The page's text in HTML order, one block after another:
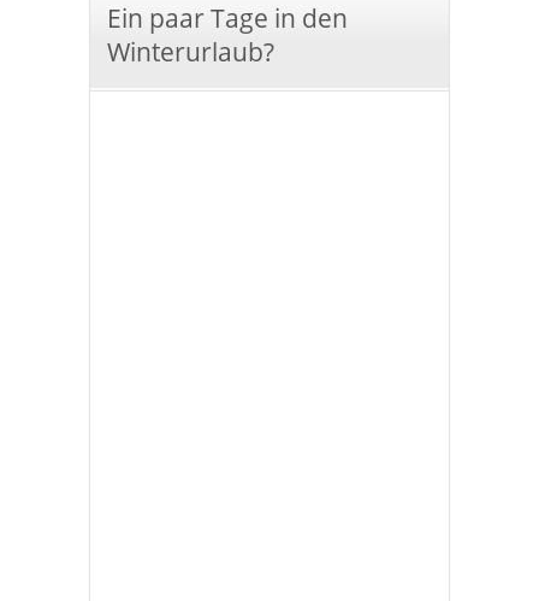
Ein paar Tage in den
Winterurlaub?